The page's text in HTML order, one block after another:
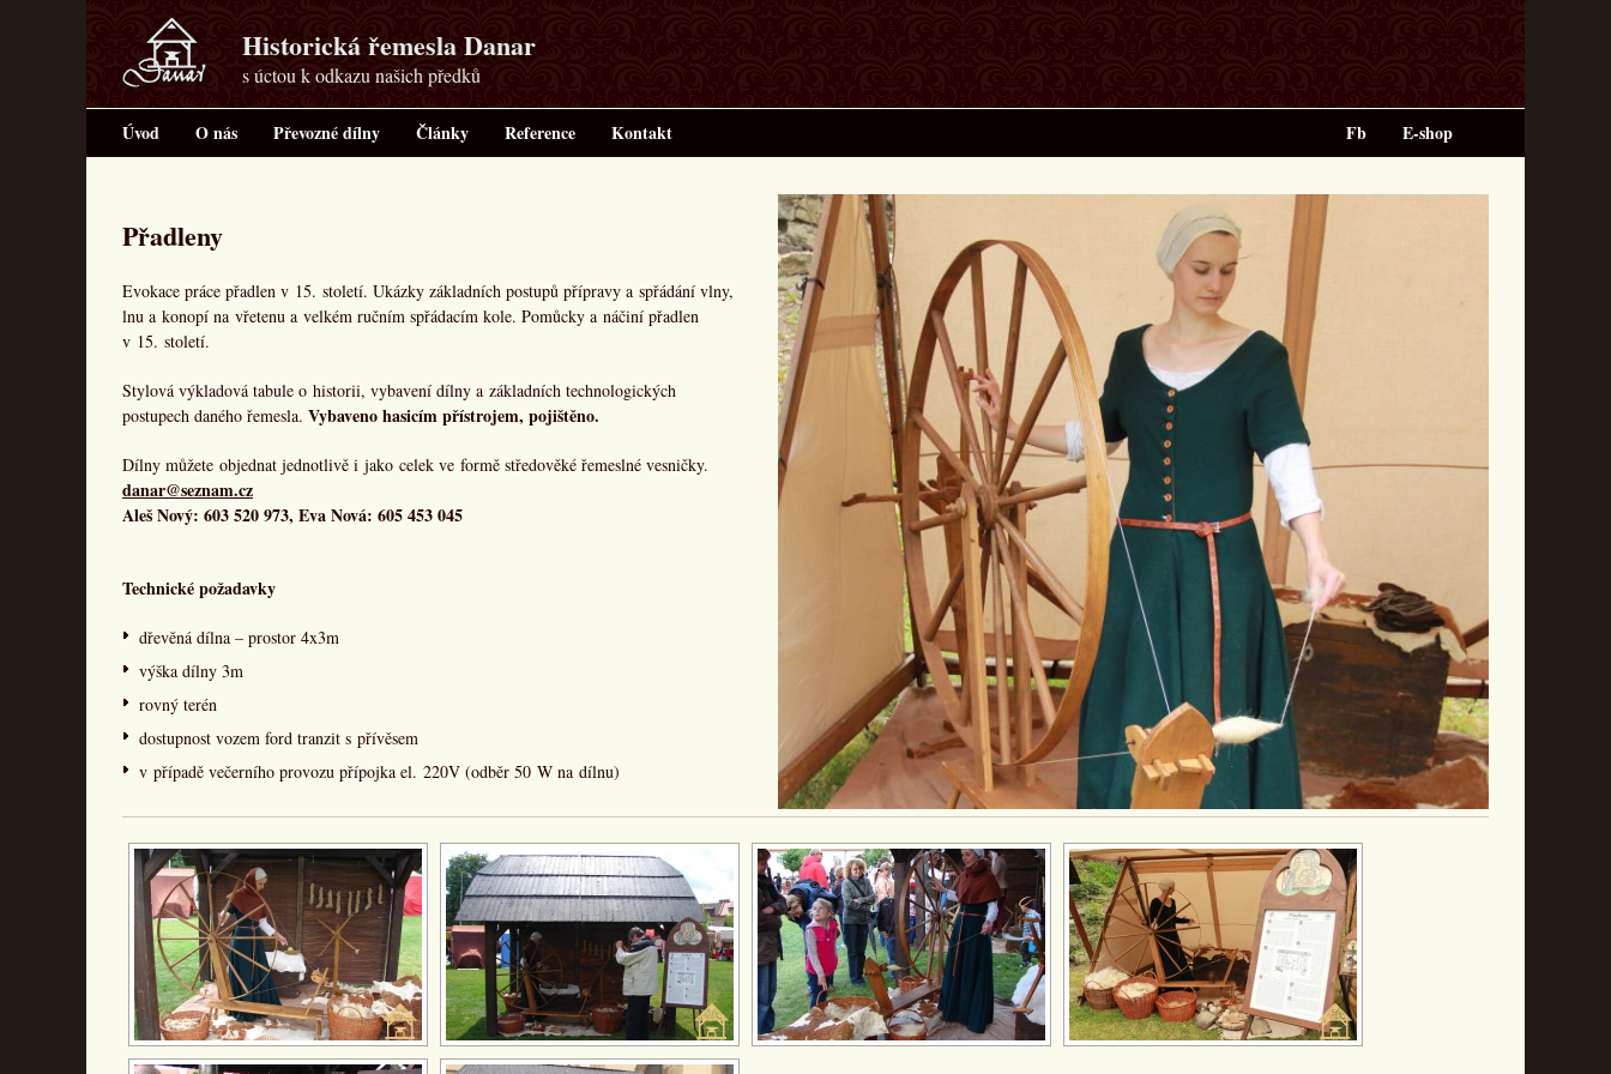
Historická řemesla Danar
s úctou k odkazu našich předků
Úvod O nás Převozné dílny Články Reference Kontakt E-shop
Fb
Přadleny
Evokace práce přadlen v 15. století. Ukázky základních postupů přípravy a spřádání vlny,
lnu a konopí na vřetenu a velkém ručním spřádacím kole. Pomůcky a náčiní přadlen
v 15. století.
Stylová výkladová tabule o historii, vybavení dílny a základních technologických
postupech daného řemesla. Vybaveno hasicím přístrojem, pojištěno.
Dílny můžete objednat jednotlivě i jako celek ve formě středověké řemeslné vesničky.
danar@seznam.cz
Aleš Nový: 603 520 973, Eva Nová: 605 453 045
Technické požadavky
dřevěná dílna – prostor 4x3m
výška dílny 3m
rovný terén
dostupnost vozem ford tranzit s přívěsem
v případě večerního provozu přípojka el. 220V (odběr 50 W na dílnu)